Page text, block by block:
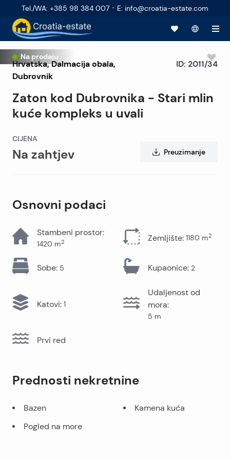
Tel./WA: +385 98 384 007 · E: info@croatia-estate.com
Na prodaju
Hrvatska,Dalmacija obala,
Dubrovnik
Zaton kod Dubrovnika - Stari mlin
kuće kompleks u uvali
ID: 2011/34
CIJENA
Na zahtjev Preuzimanje
Osnovni podaci
Stambeni prostor:
1420 m2 Zemljište: 1180 m2
Sobe: 5 Kupaonice: 2
Katovi: 1
Udaljenost od
mora:
5 m
Prvi red
Prednosti nekretnine
Bazen
Kamena kuća
Pogled na more